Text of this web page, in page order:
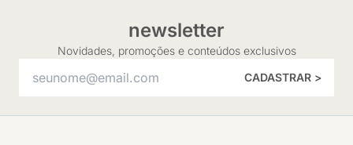
newsletter
Novidades, promoções e conteúdos exclusivos
CADASTRAR >